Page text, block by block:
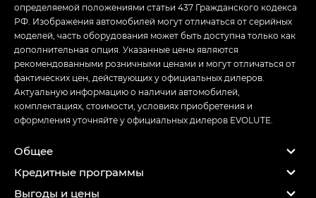
определяемой положениями статьи 437 Гражданского кодекса
РФ. Изображения автомобилей могут отличаться от серийных
моделей, часть оборудования может быть доступна только как
дополнительная опция. Указанные цены являются
рекомендованными розничными ценами и могут отличаться от
фактических цен, действующих у официальных дилеров.
Актуальную информацию о наличии автомобилей,
комплектациях, стоимости, условиях приобретения и
оформления уточняйте у официальных дилеров EVOLUTE.
Общее
Кредитные программы
Выгоды и цены